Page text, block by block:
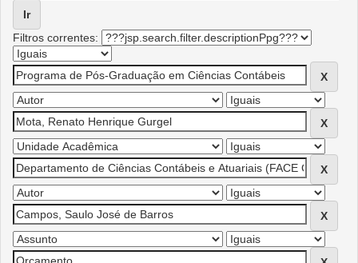
Filtros correntes: